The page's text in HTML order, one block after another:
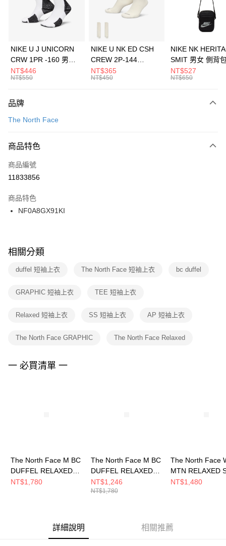
合作金庫商業銀行
第一商業銀行
華南商業銀行
彰化商業銀行
上海商業儲蓄銀行
元大商業銀行
台灣樂天信用卡公司
Apple Pay
全盈+PAY
AFTEE先享後付
【關於「AFTEE先享後付」】
便利好安心！
３．安心：先確認商品／服務後，再付款。
【「AFTEE先享後付」結帳流程】
１．於結帳方式選擇「AFTEE先享後付」後，將跳轉至「AFTEE先享後付」
２．訂單成立數日內，您將收到繳費通知簡訊。
３．收到繳費通知簡訊後14天內，點擊此簡訊中的連結，可透過四大超商／
ATM／網路銀行／等多元方式進行付款，方視為交易完成。
※ 交易是否成功請以「AFTEE先享後付 」之結帳頁面顯示為準，若有關於
是否繳費成功／繳費後需取消欲退款等相關疑問，請聯繫「AFTEE先享後付
客戶支援中心」https://netprotections.freshdesk.com/support/home
１．透過由恩沛科技股份有限公司提供之「AFTEE先享後付」服務完成之交
權轉讓予恩沛科技股份有限公司。
３．未成年的使用者請事先徵得法定代理人或監護人之同意方可使用
４．使用「AFTEE先享後付」時，將依據個別帳號之用戶狀況，依本公司即
運送方式
每筆NT$100，滿NT$1,500(含以上)免運費
宅配
每筆NT$100，滿NT$1,500(含以上)免運費
付款後門市自取
每筆NT$100，滿NT$1,500(含以上)免運費
NIKE U J UNICORN
CRW 1PR -160 男女
中統襪 FZ3393100
NT$446
NT$550
NIKE U NK ED CSH
CREW 2P-144
EMBRDY 男女 短統襪
FZ3073133
NT$365
NT$450
NIKE NK
SMIT 男女 側背
BA5871010
NT$527
NT$650
品牌
The North Face
商品特色
商品編號
11833856
商品特色
NF0A8GX91KI
相關分類
duffel 短袖上衣 The North Face 短袖上衣 bc duffel
GRAPHIC 短袖上衣 TEE 短袖上衣
Relaxed 短袖上衣 SS 短袖上衣 AP 短袖上衣
The North Face GRAPHIC The North Face Relaxed
一 必買清單 一
The North Face M BC
DUFFEL RELAXED
SS TEE GRAPHIC -
NT$1,780
The North Face M BC
DUFFEL RELAXED
SS TEE GRAPHIC -
AP 男 短袖上衣
NT$1,246
NT$1,780
The North Face
MTN RELAXED
TEE GRAPHIC -
NT$1,480
詳細說明 相關推薦